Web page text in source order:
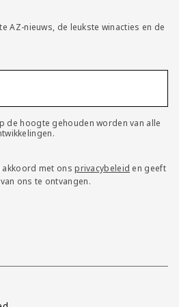
AZ-nieuws, de leukste winacties en de
de hoogte gehouden worden van alle
akkoord met onsprivacybeleid en geeft
ons te ontvangen.